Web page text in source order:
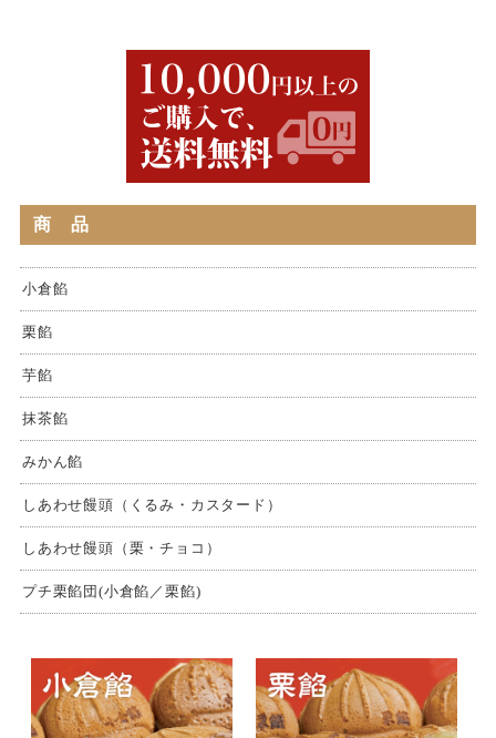
商 品
小倉餡
栗餡
芋餡
抹茶餡
みかん餡
しあわせ饅頭（くるみ・カスタード）
しあわせ饅頭（栗・チョコ）
プチ栗餡団(小倉餡／栗餡)